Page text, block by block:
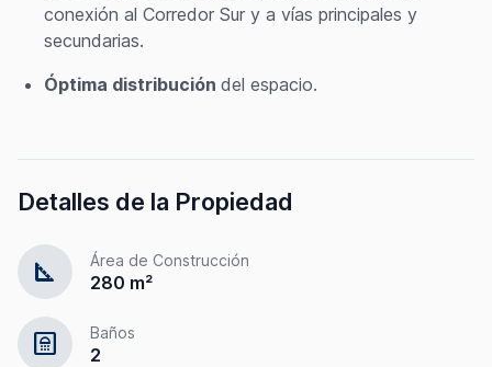
conexión al Corredor Sur y a vías principales y
secundarias.
Óptima distribución del espacio.
Detalles de la Propiedad
square_foot Área de Construcción
280 m²
bathroom Baños
2